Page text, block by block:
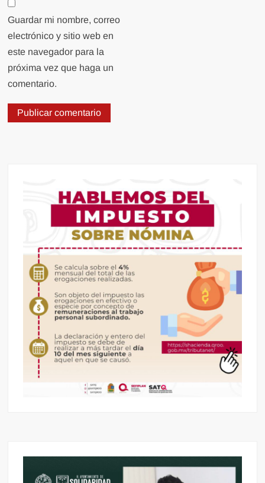
Guardar mi nombre, correo
electrónico y sitio web en
este navegador para la
próxima vez que haga un
comentario.